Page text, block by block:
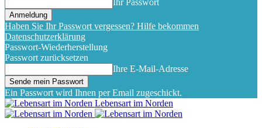
Ihr Passwort
Haben Sie Ihr Passwort vergessen? Hilfe bekommen
Datenschutzerklärung
Passwort-Wiederherstellung
Passwort zurücksetzen
Ihre E-Mail-Adresse
Ein Passwort wird Ihnen per Email zugeschickt.
Lebensart im Norden